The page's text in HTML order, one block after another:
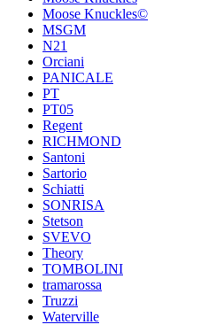
Moose Knuckles©️
MSGM
N21
Orciani
PANICALE
PT
PT05
Regent
RICHMOND
Santoni
Sartorio
Schiatti
SONRISA
Stetson
SVEVO
Theory
TOMBOLINI
tramarossa
Truzzi
Waterville